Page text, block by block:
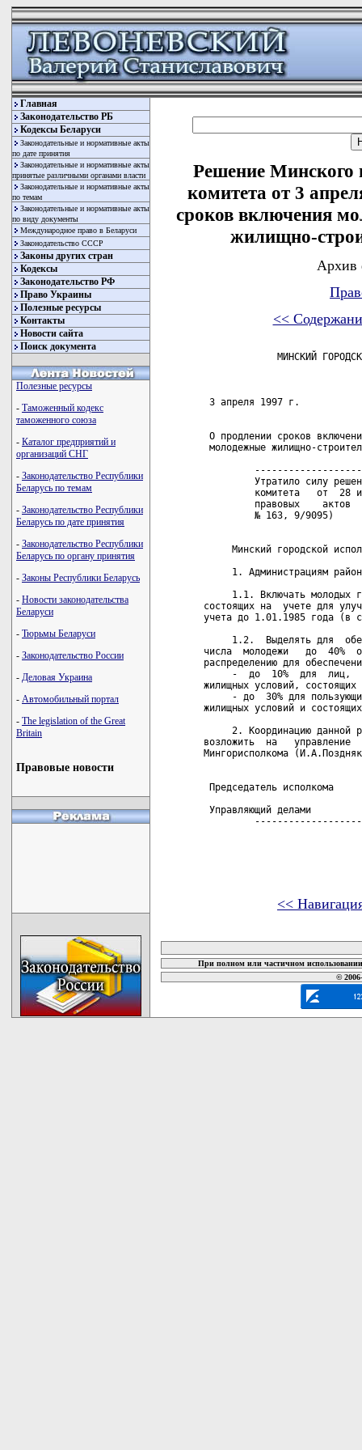
Главная
Законодательство РБ
Кодексы Беларуси
Законодательные и нормативные акты
по дате принятия
Законодательные и нормативные акты
принятые различными органами власти
Законодательные и нормативные акты
по темам
Законодательные и нормативные акты
по виду документы
Международное право в Беларуси
Законодательство СССР
Законы других стран
Кодексы
Законодательство РФ
Право Украины
Полезные ресурсы
Контакты
Новости сайта
Поиск документа
Полезные ресурсы
- Таможенный кодекс
таможенного союза
- Каталог предприятий и
организаций СНГ
- Законодательство Республики
Беларусь по темам
- Законодательство Республики
Беларусь по дате принятия
- Законодательство Республики
Беларусь по органу принятия
- Законы Республики Беларусь
- Новости законодательства
Беларуси
- Тюрьмы Беларуси
- Законодательство России
- Деловая Украина
- Автомобильный портал
- The legislation of the Great
Britain
Правовые новости
Решение Минского
комитета от 3
сроков включения
жилищно-
Архив
<<
МИНСКИЙ
3 апреля 1997 г.
О продлении сроков
молодежные жилищно-
Утратило силу
комитета   от  28
правовых    актов
         № 163, 9/9095)
Минский городской
1. Администрациям
1.1. Включать молодых
состоящих на  учете для
учета до 1.01.1985 года (в
1.2.  Выделять для
числа  молодежи   до  40%
распределению для
-  до  10%  для  лиц,
жилищных условий,
- до  30% для
жилищных условий и
2. Координацию данной
возложить  на   управление
Мингорисполкома
Председатель
Управляющий делами
<<
При полном или частичном
©